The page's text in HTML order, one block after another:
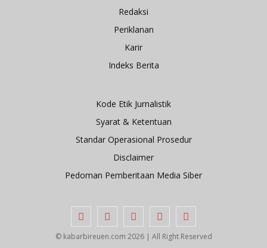
Redaksi
Periklanan
Karir
Indeks Berita
Kode Etik Jurnalistik
Syarat & Ketentuan
Standar Operasional Prosedur
Disclaimer
Pedoman Pemberitaan Media Siber
© kabarbireuen.com 2026 | All Right Reserved